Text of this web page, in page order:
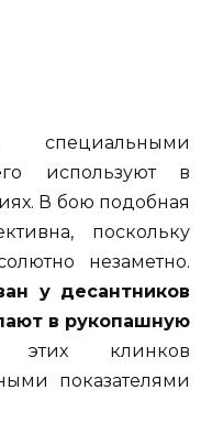
специальными
используют в
В бою подобная
поскольку
незаметно.
у десантников
в рукопашную
этих клинков
показателями